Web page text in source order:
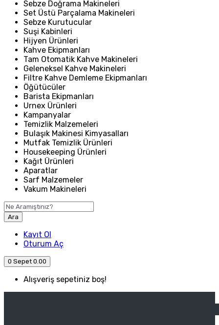
Sebze Doğrama Makineleri
Set Üstü Parçalama Makineleri
Sebze Kurutucular
Suşi Kabinleri
Hijyen Ürünleri
Kahve Ekipmanları
Tam Otomatik Kahve Makineleri
Geleneksel Kahve Makineleri
Filtre Kahve Demleme Ekipmanları
Öğütücüler
Barista Ekipmanları
Urnex Ürünleri
Kampanyalar
Temizlik Malzemeleri
Bulaşık Makinesi Kimyasalları
Mutfak Temizlik Ürünleri
Housekeeping Ürünleri
Kağıt Ürünleri
Aparatlar
Sarf Malzemeler
Vakum Makineleri
Ara
Kayıt Ol
Oturum Aç
0 Sepet 0.00
Alışveriş sepetiniz boş!